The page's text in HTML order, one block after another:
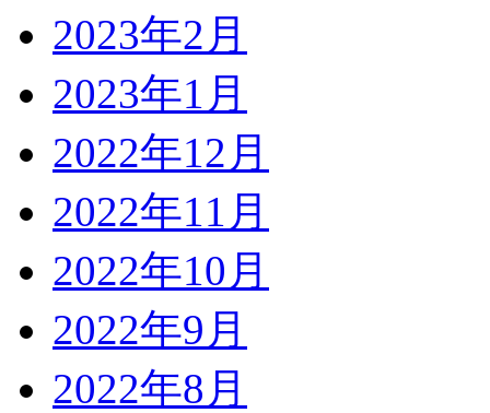
2023年2月
2023年1月
2022年12月
2022年11月
2022年10月
2022年9月
2022年8月